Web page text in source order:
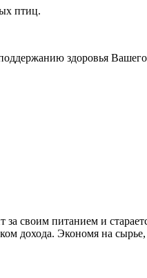
птиц.
здоровья
своим питанием и
дохода. Экономя на